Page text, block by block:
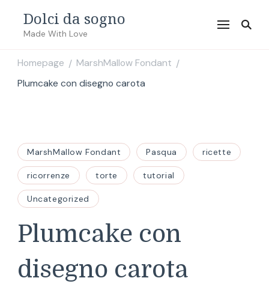
Dolci da sogno
Made With Love
Homepage / MarshMallow Fondant /
Plumcake con disegno carota
MarshMallow Fondant Pasqua ricette
ricorrenze torte tutorial
Uncategorized
Plumcake con
disegno carota